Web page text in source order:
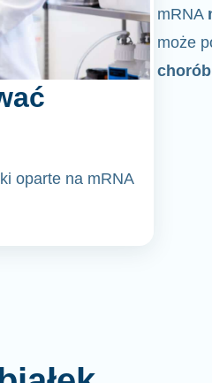
oparte na mRNA
mRNA
może
chorób